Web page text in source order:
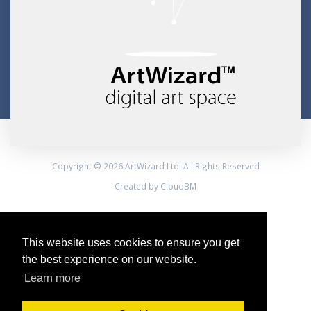
This website uses cookies to ensure you get
the best experience on our website.
Learn more
Copyright © 2026 ArtWizard Ltd. All Rights Reserved
Created by CloudBM